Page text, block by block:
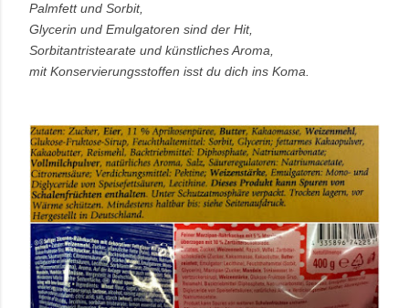
Palmfett und Sorbit,
Glycerin und Emulgatoren sind der Hit,
Sorbitantristearate und künstliches Aroma,
mit Konservierungsstoffen isst du dich ins Koma.